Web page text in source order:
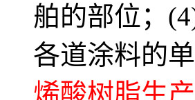
舶的部位；
各道涂料的
烯酸树脂生